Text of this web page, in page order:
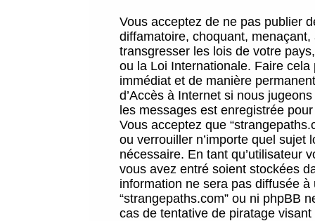
Vous acceptez de ne pas publier
diffamatoire, choquant,
transgresser les lois de votre
ou la Loi Internationale. Faire
immédiat et de manière
d’Accès à Internet si nous
les messages est enregistrée
Vous acceptez que
ou verrouiller n’importe quel sujet
nécessaire. En tant qu’utilisateur
vous avez entré soient stockées
information ne sera pas diffusée
“strangepaths.com” ou ni phpBB
cas de tentative de piratage